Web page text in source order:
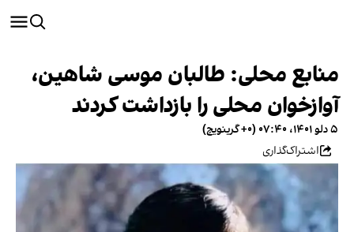
منابع محلی: طالبان موسی شاهین،
آوازخوان محلی را بازداشت کردند
۵ دلو ۱۴۰۱، ۰۷:۴۰ (‎+۰ گرینویچ)
اشتراک‌گذاری